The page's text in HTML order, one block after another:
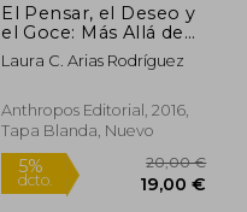
El Pensar, el Deseo y
el Goce: Más Allá de
Hannah Arendt
Laura C. Arias Rodríguez
Anthropos Editorial, 2016,
Tapa Blanda, Nuevo